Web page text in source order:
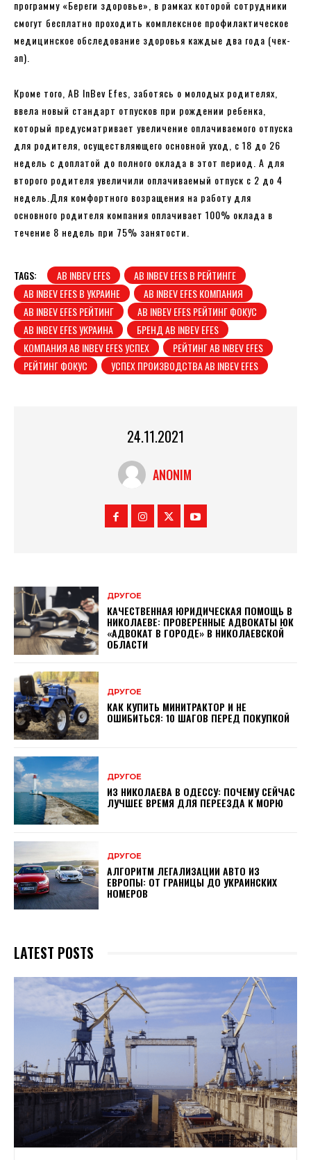
программу «Береги здоровье», в рамках которой сотрудники
смогут бесплатно проходить комплексное профилактическое
медицинское обследование здоровья каждые два года (чек-
ап).
Кроме того, AB InBev Efes, заботясь о молодых родителях,
ввела новый стандарт отпусков при рождении ребенка,
который предусматривает увеличение оплачиваемого отпуска
для родителя, осуществляющего основной уход, с 18 до 26
недель с доплатой до полного оклада в этот период. А для
второго родителя увеличили оплачиваемый отпуск с 2 до 4
недель.Для комфортного возращения на работу для
основного родителя компания оплачивает 100% оклада в
течение 8 недель при 75% занятости.
TAGS: AB INBEV EFES
AB INBEV EFES В РЕЙТИНГЕ
AB INBEV EFES В УКРАИНЕ
AB INBEV EFES КОМПАНИЯ
AB INBEV EFES РЕЙТИНГ
AB INBEV EFES РЕЙТИНГ ФОКУС
AB INBEV EFES УКРАИНА
БРЕНД AB INBEV EFES
КОМПАНИЯ AB INBEV EFES УСПЕХ
РЕЙТИНГ AB INBEV EFES
РЕЙТИНГ ФОКУС
УСПЕХ ПРОИЗВОДСТВА AB INBEV EFES
24.11.2021
ANONIM
ДРУГОЕ
КАЧЕСТВЕННАЯ ЮРИДИЧЕСКАЯ ПОМОЩЬ В
НИКОЛАЕВЕ: ПРОВЕРЕННЫЕ АДВОКАТЫ ЮК
«АДВОКАТ В ГОРОДЕ» В НИКОЛАЕВСКОЙ
ОБЛАСТИ
ДРУГОЕ
КАК КУПИТЬ МИНИТРАКТОР И НЕ
ОШИБИТЬСЯ: 10 ШАГОВ ПЕРЕД ПОКУПКОЙ
ДРУГОЕ
ИЗ НИКОЛАЕВА В ОДЕССУ: ПОЧЕМУ СЕЙЧАС
ЛУЧШЕЕ ВРЕМЯ ДЛЯ ПЕРЕЕЗДА К МОРЮ
ДРУГОЕ
АЛГОРИТМ ЛЕГАЛИЗАЦИИ АВТО ИЗ
ЕВРОПЫ: ОТ ГРАНИЦЫ ДО УКРАИНСКИХ
НОМЕРОВ
LATEST POSTS